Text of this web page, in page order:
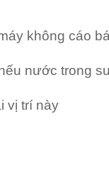
không cáo
nước trong
vị trí này